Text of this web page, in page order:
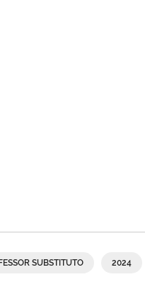
SUBSTITUTO 2024